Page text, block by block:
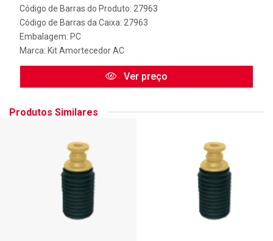
Código de Barras do Produto: 27963
Código de Barras da Caixa: 27963
Embalagem: PC
Marca: Kit Amortecedor AC
Ver preço
Produtos Similares